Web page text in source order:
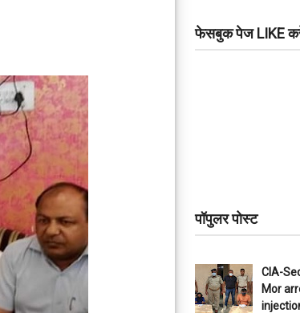
फेसबुक पेज LIKE
पॉपुलर पोस्ट
CIA-
Mor